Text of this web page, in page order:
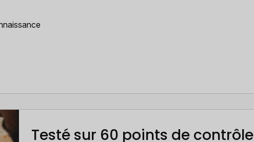
Testé sur 60 points de contrôle